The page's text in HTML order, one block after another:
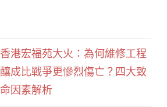
香港宏福苑大火：為何維修工程
釀成比戰爭更慘烈傷亡？四大致
命因素解析